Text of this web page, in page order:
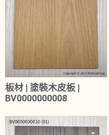
板材 | 塗裝木皮板 |
BV0000000008